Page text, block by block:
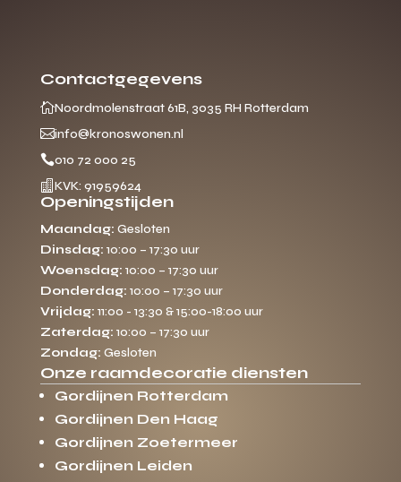
Contactgegevens
Noordmolenstraat 61B, 3035 RH Rotterdam
info@kronoswonen.nl
010 72 000 25
 KVK: 91959624
Openingstijden
Maandag: Gesloten
Dinsdag: 10:00 – 17:30 uur
Woensdag: 10:00 – 17:30 uur
Donderdag: 10:00 – 17:30 uur
Vrijdag: 11:00 - 13:30 & 15:00-18:00 uur
Zaterdag: 10:00 – 17:30 uur
Zondag: Gesloten
Onze raamdecoratie diensten
Gordijnen Rotterdam
Gordijnen Den Haag
Gordijnen Zoetermeer
Gordijnen Leiden